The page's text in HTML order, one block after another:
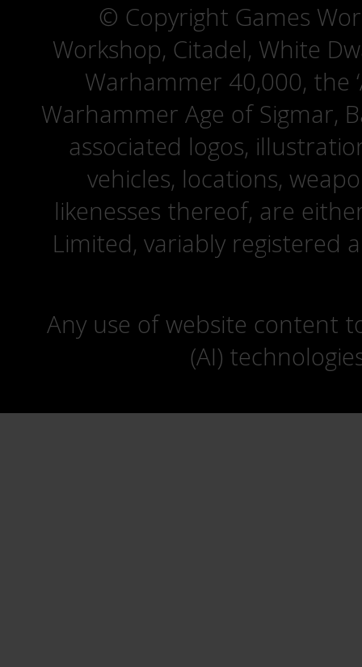
© Copyright Games
Workshop, Citadel, White
Warhammer 40,000, the
Warhammer Age of Sigmar,
associated logos,
vehicles, locations,
likenesses thereof, are
Limited, variably registered
Any use of website content
(AI)